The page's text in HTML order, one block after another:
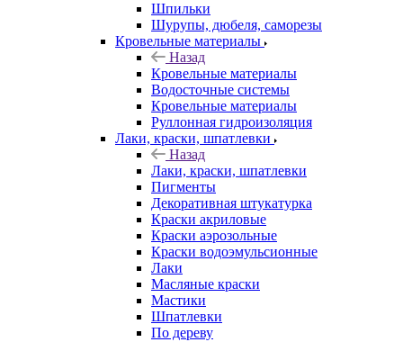
Шпильки
Шурупы, дюбеля, саморезы
Кровельные материалы
Назад
Кровельные материалы
Водосточные системы
Кровельные материалы
Руллонная гидроизоляция
Лаки, краски, шпатлевки
Назад
Лаки, краски, шпатлевки
Пигменты
Декоративная штукатурка
Краски акриловые
Краски аэрозольные
Краски водоэмульсионные
Лаки
Масляные краски
Мастики
Шпатлевки
По дереву